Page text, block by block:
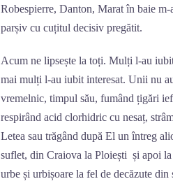
Robespierre, Danton, Marat în baie
parșiv cu cuțitul decisiv pregătit.
Acum ne lipsește la toți. Mulți l-au
mai mulți l-au iubit interesat. Unii nu
vremelnic, timpul său, fumând țigări
respirând acid clorhidric cu nesaț,
Letea sau trăgând după El un întreg
suflet, din Craiova la Ploiești și apoi
urbe și urbișoare la fel de decăzute din